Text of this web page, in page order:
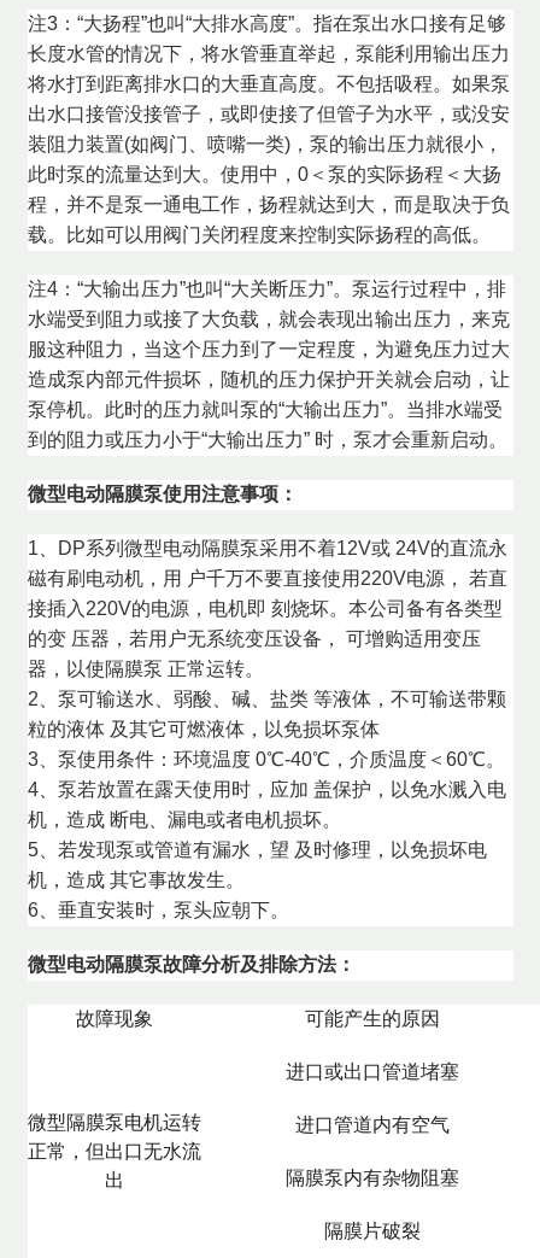
注3：“大扬程”也叫“大排水高度”。指在泵出水口接有足够
长度水管的情况下，将水管垂直举起，泵能利用输出压力
将水打到距离排水口的大垂直高度。不包括吸程。如果泵
出水口接管没接管子，或即使接了但管子为水平，或没安
装阻力装置(如阀门、喷嘴一类)，泵的输出压力就很小，
此时泵的流量达到大。使用中，0＜泵的实际扬程＜大扬
程，并不是泵一通电工作，扬程就达到大，而是取决于负
载。比如可以用阀门关闭程度来控制实际扬程的高低。
注4：“大输出压力”也叫“大关断压力”。泵运行过程中，排
水端受到阻力或接了大负载，就会表现出输出压力，来克
服这种阻力，当这个压力到了一定程度，为避免压力过大
造成泵内部元件损坏，随机的压力保护开关就会启动，让
泵停机。此时的压力就叫泵的“大输出压力”。当排水端受
到的阻力或压力小于“大输出压力” 时，泵才会重新启动。
微型电动隔膜泵使用注意事项：
1、DP系列微型电动隔膜泵采用不着12V或 24V的直流永
磁有刷电动机，用 户千万不要直接使用220V电源， 若直
接插入220V的电源，电机即 刻烧坏。本公司备有各类型
的变 压器，若用户无系统变压设备， 可增购适用变压
器，以使隔膜泵 正常运转。
2、泵可输送水、弱酸、碱、盐类 等液体，不可输送带颗
粒的液体 及其它可燃液体，以免损坏泵体
3、泵使用条件：环境温度 0℃-40℃，介质温度＜60℃。
4、泵若放置在露天使用时，应加 盖保护，以免水溅入电
机，造成 断电、漏电或者电机损坏。
5、若发现泵或管道有漏水，望 及时修理，以免损坏电
机，造成 其它事故发生。
6、垂直安装时，泵头应朝下。
微型电动隔膜泵故障分析及排除方法：
故障现象 可能产生的原因
微型隔膜泵电机运转
正常，但出口无水流
出
进口或出口管道堵塞
进口管道内有空气
隔膜泵内有杂物阻塞
隔膜片破裂